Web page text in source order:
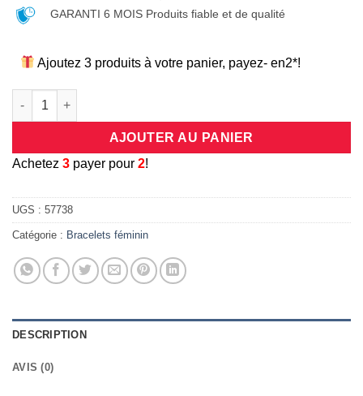
GARANTI 6 MOIS Produits fiable et de qualité
Ajoutez 3 produits à votre panier, payez- en2*!
quantité de Bracelet chainette Bohème orné avec divers
AJOUTER AU PANIER
Achetez 3 payer pour 2!
UGS : 57738
Catégorie : Bracelets féminin
DESCRIPTION
AVIS (0)